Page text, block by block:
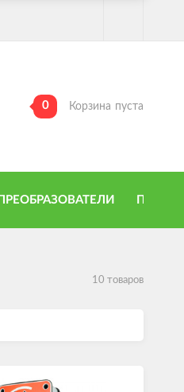
0 Корзина пуста
10 товаров